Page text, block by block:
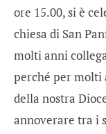
ore 15.00, si è
chiesa di San
molti anni
perché per molti
della nostra
annoverare tra i